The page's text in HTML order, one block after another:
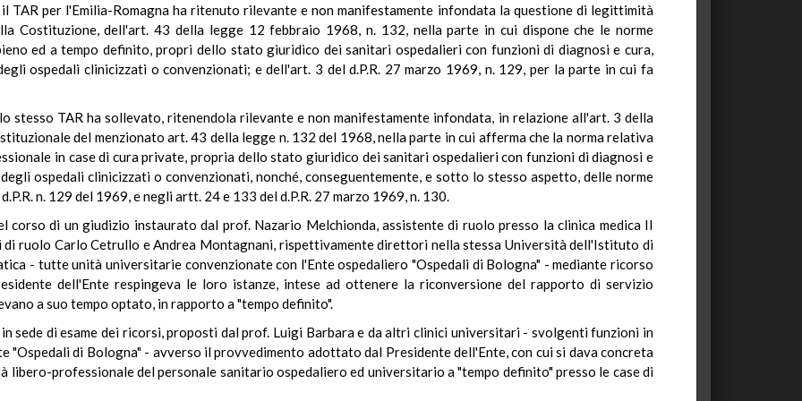
TAR per l'Emilia-Romagna ha ritenuto rilevante e non manifestamente infondata la questione di legittimità
Costituzione, dell'art. 43 della legge 12 febbraio 1968, n. 132, nella parte in cui dispone che le norme
ed a tempo definito, propri dello stato giuridico dei sanitari ospedalieri con funzioni di diagnosi e cura,
ospedali clinicizzati o convenzionati; e dell'art. 3 del d.P.R. 27 marzo 1969, n. 129, per la parte in cui fa
stesso TAR ha sollevato, ritenendola rilevante e non manifestamente infondata, in relazione all'art. 3 della
del menzionato art. 43 della legge n. 132 del 1968, nella parte in cui afferma che la norma relativa
in case di cura private, propria dello stato giuridico dei sanitari ospedalieri con funzioni di diagnosi e
ospedali clinicizzati o convenzionati, nonché, conseguentemente, e sotto lo stesso aspetto, delle norme
n. 129 del 1969, e negli artt. 24 e 133 del d.P.R. 27 marzo 1969, n. 130.
corso di un giudizio instaurato dal prof. Nazario Melchionda, assistente di ruolo presso la clinica medica II
ruolo Carlo Cetrullo e Andrea Montagnani, rispettivamente direttori nella stessa Università dell'Istituto di
- tutte unità universitarie convenzionate con l'Ente ospedaliero "Ospedali di Bologna" - mediante ricorso
dell'Ente respingeva le loro istanze, intese ad ottenere la riconversione del rapporto di servizio
a suo tempo optato, in rapporto a "tempo definito".
sede di esame dei ricorsi, proposti dal prof. Luigi Barbara e da altri clinici universitari - svolgenti funzioni in
"Ospedali di Bologna" - avverso il provvedimento adottato dal Presidente dell'Ente, con cui si dava concreta
professionale del personale sanitario ospedaliero ed universitario a "tempo definito" presso le case di